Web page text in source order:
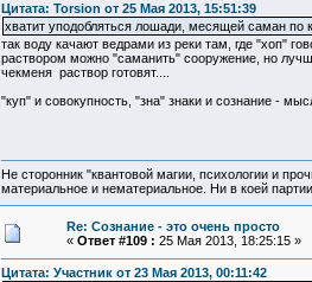
Цитата: Torsion от 25 Мая 2013, 15:51:39
хватит уподобляться лошади, месящей саман по
так воду качают ведрами из реки там, где "хоп"
раствором можно "саманить" сооружение, но
чекменя раствор готовят....
"куп" и совокупность, "зна" знаки и сознание -
Не сторонник "квантовой магии, психологии и
материальное и нематериальное. Ни в коей
Re: Сознание - это очень просто
« Ответ #109 : 25 Мая 2013, 18:25:15 »
Цитата: Участник от 23 Мая 2013, 00:11:42